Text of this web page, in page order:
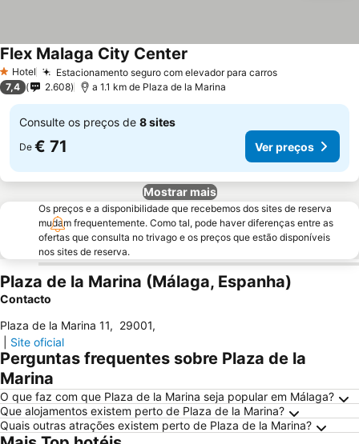
1 Estrelas
Hotel Estacionamento seguro com elevador para carros
Flex Malaga City Center
7,4 2.608 a 1.1 km de Plaza de la Marina
Consulte os preços de 8 sites
De € 71 Ver preços
Mostrar mais
Os preços e a disponibilidade que recebemos dos sites de reserva
mudam frequentemente. Como tal, pode haver diferenças entre as
ofertas que consulta no trivago e os preços que estão disponíveis
nos sites de reserva.
Plaza de la Marina (Málaga, Espanha)
Contacto
Plaza de la Marina 11, 29001,
Site oficial
Perguntas frequentes sobre Plaza de la
Marina
O que faz com que Plaza de la Marina seja popular em Málaga?
Que alojamentos existem perto de Plaza de la Marina?
Quais outras atrações existem perto de Plaza de la Marina?